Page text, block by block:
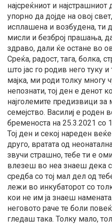
најсреќниот и
упорно да дојде на овој
исплашена и возбудена, ти
мисли и безброј прашања,
здраво, дали ќе остане во
Среќа, радост, тага, болка,
што јас го родив него туку
мајка, ми роди толку многу
непознати, тој ден е денот
најголемите предизвици
семејство. Василиј е роден
бременоста на 25.3.2021 со
Тој ден и секој нареден
друго, вратата од
звучи страшно, тебе ти е
влезеш во неа знаеш дека
средба со тој мал дел од
лежи во инкубаторот со
кои не им ја знаеш
неговото раче те боли
гледаш така. Толку мало,